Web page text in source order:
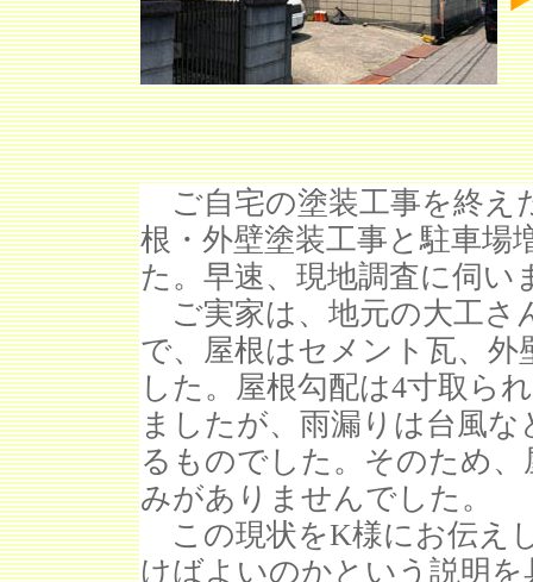
ご自宅の塗装工事を終え
根・外壁塗装工事と駐車場
た。早速、現地調査に伺い
ご実家は、地元の大工さ
で、屋根はセメント瓦、
した。屋根勾配は4寸取ら
ましたが、雨漏りは台風
るものでした。そのため
みがありませんでした。
この現状をK様にお伝え
けばよいのかという説明